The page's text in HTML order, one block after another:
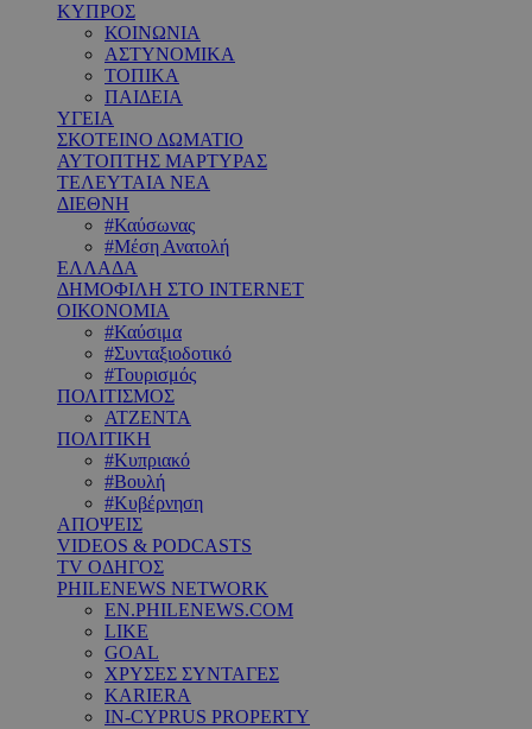
ΚΥΠΡΟΣ
ΚΟΙΝΩΝΙΑ
ΑΣΤΥΝΟΜΙΚΑ
ΤΟΠΙΚΑ
ΠΑΙΔΕΙΑ
ΥΓΕΙΑ
ΣΚΟΤΕΙΝΟ ΔΩΜΑΤΙΟ
ΑΥΤΟΠΤΗΣ ΜΑΡΤΥΡΑΣ
ΤΕΛΕΥΤΑΙΑ ΝΕΑ
ΔΙΕΘΝΗ
#Καύσωνας
#Μέση Ανατολή
ΕΛΛΑΔΑ
ΔΗΜΟΦΙΛΗ ΣΤΟ INTERNET
ΟΙΚΟΝΟΜΙΑ
#Καύσιμα
#Συνταξιοδοτικό
#Τουρισμός
ΠΟΛΙΤΙΣΜΟΣ
ΑΤΖΕΝΤΑ
ΠΟΛΙΤΙΚΗ
#Κυπριακό
#Βουλή
#Κυβέρνηση
ΑΠΟΨΕΙΣ
VIDEOS & PODCASTS
TV ΟΔΗΓΟΣ
PHILENEWS NETWORK
EN.PHILENEWS.COM
LIKE
GOAL
ΧΡΥΣΕΣ ΣΥΝΤΑΓΕΣ
KARIERA
IN-CYPRUS PROPERTY